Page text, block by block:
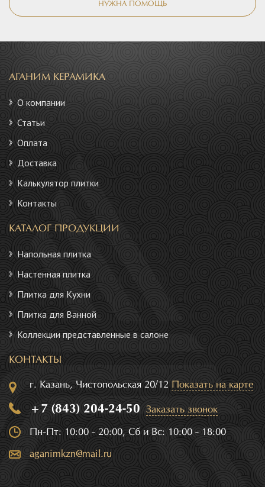
НУЖНА ПОМОЩЬ
АГАНИМ КЕРАМИКА
О компании
Статьи
Оплата
Доставка
Калькулятор плитки
Контакты
КАТАЛОГ ПРОДУКЦИИ
Напольная плитка
Настенная плитка
Плитка для Кухни
Плитка для Ванной
Коллекции представленные в салоне
КОНТАКТЫ
г. Казань, Чистопольская 20/12 Показать на карте
+7 (843) 204-24-50 Заказать звонок
Пн-Пт: 10:00 - 20:00, Сб и Вс: 10:00 - 18:00
aganimkzn@mail.ru